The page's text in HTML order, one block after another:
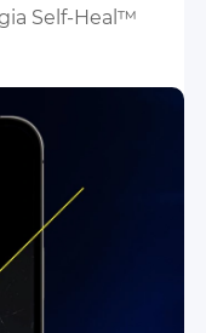
Self-Heal™